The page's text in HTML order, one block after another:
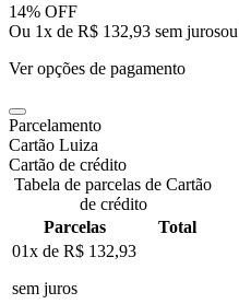
14% OFF
Ou 1x de R$ 132,93 sem jurosou
Ver opções de pagamento
Parcelamento
Cartão Luiza
Cartão de crédito
Tabela de parcelas de Cartão
de crédito
Parcelas
Total
01x de R$ 132,93
sem juros